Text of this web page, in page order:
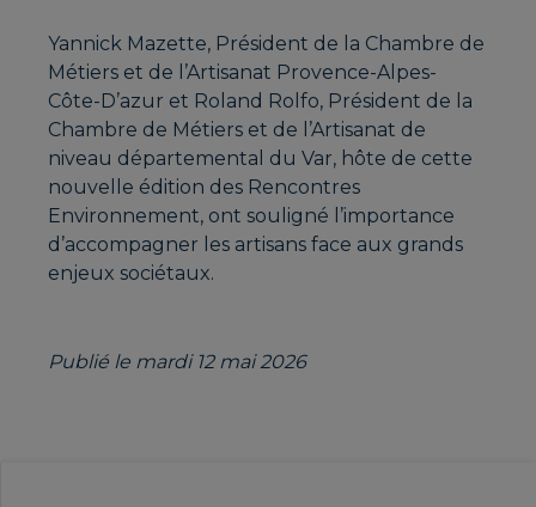
Yannick Mazette, Président de la Chambre de
Métiers et de l’Artisanat Provence-Alpes-
Côte-D’azur et Roland Rolfo, Président de la
Chambre de Métiers et de l’Artisanat de
niveau départemental du Var, hôte de cette
nouvelle édition des Rencontres
Environnement, ont souligné l’importance
d’accompagner les artisans face aux grands
enjeux sociétaux.
Publié le mardi 12 mai 2026